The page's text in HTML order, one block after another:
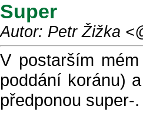
Super
Autor: Petr Žižka
V postarším
poddání koránu)
předponou super-.